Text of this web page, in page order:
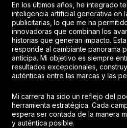
En los últimos años, he integrado
inteligencia artificial generativa en
publicitarias, lo que me ha
innovadoras que combinan los
historias que generan impacto.
responde al cambiante panorama
anticipa. Mi objetivo es siempre
resultados excepcionales,
auténticas entre las marcas y las
Mi carrera ha sido un reflejo del
herramienta estratégica. Cada
espera ser contada de la manera
y auténtica posible.